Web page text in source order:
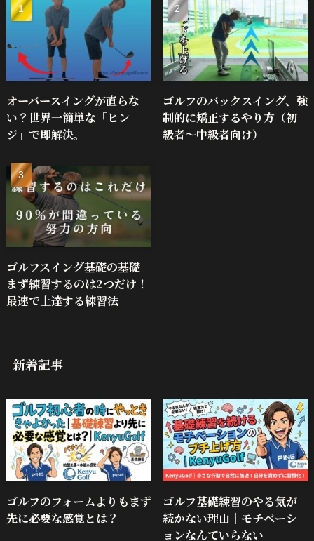
オーバースイングが直らな
い？世界一簡単な「ヒン
ジ」で即解決。
ゴルフのバックスイング、強
制的に矯正するやり方（初
級者～中級者向け）
ゴルフスイング基礎の基礎｜
まず練習するのは2つだけ！
最速で上達する練習法
新着記事
ゴルフのフォームよりもまず
先に必要な感覚とは？
ゴルフ基礎練習のやる気が
続かない理由｜モチベーシ
ョンなんていらない